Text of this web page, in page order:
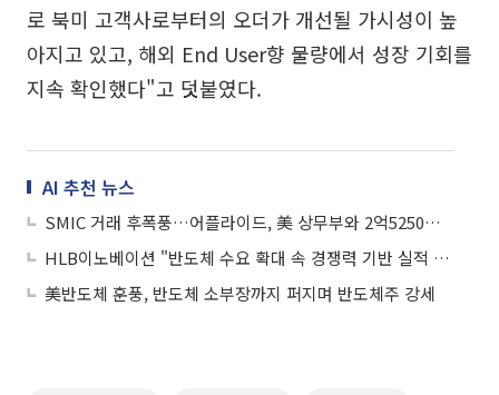
로 북미 고객사로부터의 오더가 개선될 가시성이 높
아지고 있고, 해외 End User향 물량에서 성장 기회를
지속 확인했다"고 덧붙였다.
AI 추천 뉴스
SMIC 거래 후폭풍…어플라이드, 美 상무부와 2억5250만달러 합의
HLB이노베이션 "반도체 수요 확대 속 경쟁력 기반 실적 성장 가속"
美반도체 훈풍, 반도체 소부장까지 퍼지며 반도체주 강세